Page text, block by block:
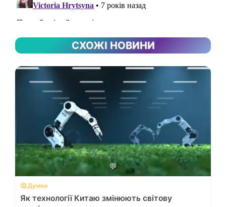
СХОЖІ НОВИНИ
💬
🤔 Думки
Як технології Китаю змінюють світову